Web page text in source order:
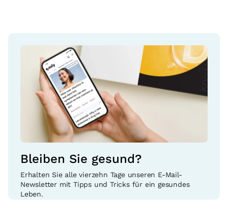
Bleiben Sie gesund?
Erhalten Sie alle vierzehn Tage unseren E-Mail-
Newsletter mit Tipps und Tricks für ein gesundes
Leben.